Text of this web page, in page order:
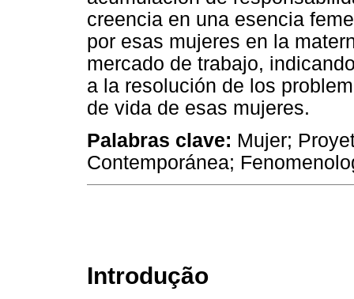
creencia en una esencia
por esas mujeres en la
mercado de trabajo,
a la resolución de los
de vida de esas mujeres.
Palabras clave: Mujer;
Contemporánea;
Introdução